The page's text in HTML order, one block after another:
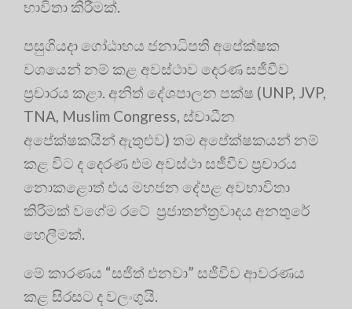
භාවිතා කිරීමක්.
පසුගියදා ගෝඨාභය ජනාධිපති අපේක්ෂක
වශයෙන් නම් කළ අවස්ථාව දෙරණ සජීවීව
ප්‍රචාරය කළා. අනිත් දේශපාලන පක්ෂ (UNP, JVP,
TNA, Muslim Congress, ස්වාධීන
අපේක්ෂකයින් ඇතුළුව) තම අපේක්ෂකයන් නම්
කළ විට ද දෙරණ එම අවස්ථා සජීවීව ප්‍රචාරය
නොකළොත් එය මහජන දේපළ අවභාවිතා
කිරීමක් වගේම රටේ ‍ ප්‍රජාතන්ත්‍රවාදය අනතුරේ
හෙලීමක්.
මේ කාරණය “සජිත් එනවා” සජීවීව ආවරණය
කළ සිරසට ද වලංගුයි.